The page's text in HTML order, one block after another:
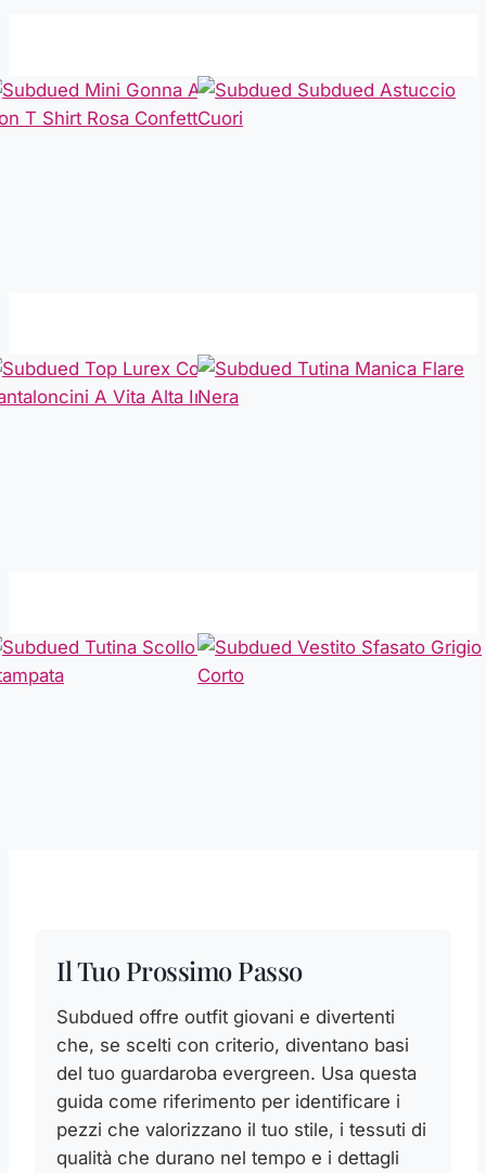
Il Tuo Prossimo Passo
Subdued offre outfit giovani e divertenti
che, se scelti con criterio, diventano basi
del tuo guardaroba evergreen. Usa questa
guida come riferimento per identificare i
pezzi che valorizzano il tuo stile, i tessuti di
qualità che durano nel tempo e i dettagli